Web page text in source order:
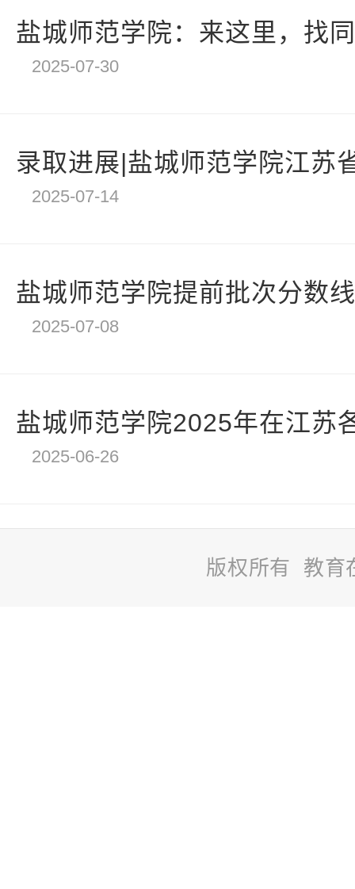
盐城师范学院：来这里，找
2025-07-30
录取进展|盐城师范学院江苏
2025-07-14
盐城师范学院提前批次分数
2025-07-08
盐城师范学院2025年在江苏
2025-06-26
版权所有 教育